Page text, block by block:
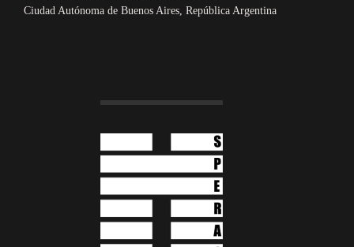
Ciudad Autónoma de Buenos Aires, República Argentina